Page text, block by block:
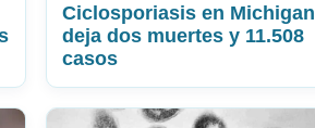
Ciclosporiasis en Michigan
deja dos muertes y 11.508
casos